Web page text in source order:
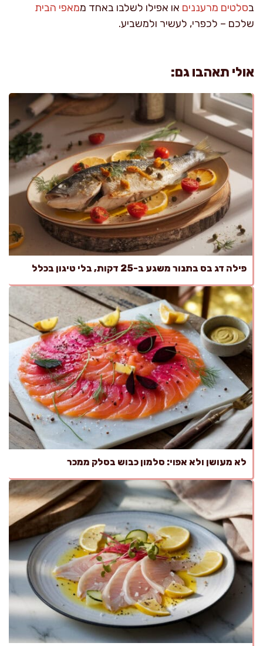
בסלטים מרעננים או אפילו לשלבו באחד ממאפי הבית
שלכם – לכפרי, לעשיר ולמשביע.
אולי תאהבו גם:
פילה דג בס בתנור משגע ב-25 דקות, בלי טיגון בכלל
לא מעושן ולא אפוי: סלמון כבוש בסלק ממכר